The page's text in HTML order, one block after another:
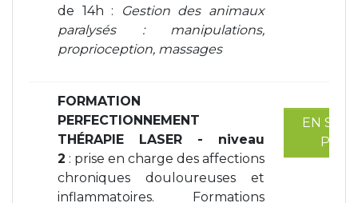
de 14h :
Gestion des animaux
paralysés : manipulations,
proprioception, massages
FORMATION
PERFECTIONNEMENT
THÉRAPIE LASER - niveau
2 : prise en charge des affections
chroniques douloureuses et
inflammatoires. Formations
EN
PLUS